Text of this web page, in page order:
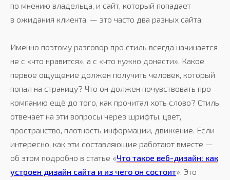
по мнению владельца, и сайт, который попадает
в ожидания клиента, — это часто два разных сайта.
Именно поэтому разговор про стиль всегда начинается
не с «что нравится», а с «что нужно донести». Какое
первое ощущение должен получить человек, который
попал на страницу? Что он должен почувствовать про
компанию ещё до того, как прочитал хоть слово? Стиль
отвечает на эти вопросы через шрифты, цвет,
пространство, плотность информации, движение. Если
интересно, как эти составляющие работают вместе —
об этом подробно в статье «Что такое веб-дизайн: как
устроен дизайн сайта и из чего он состоит». Это